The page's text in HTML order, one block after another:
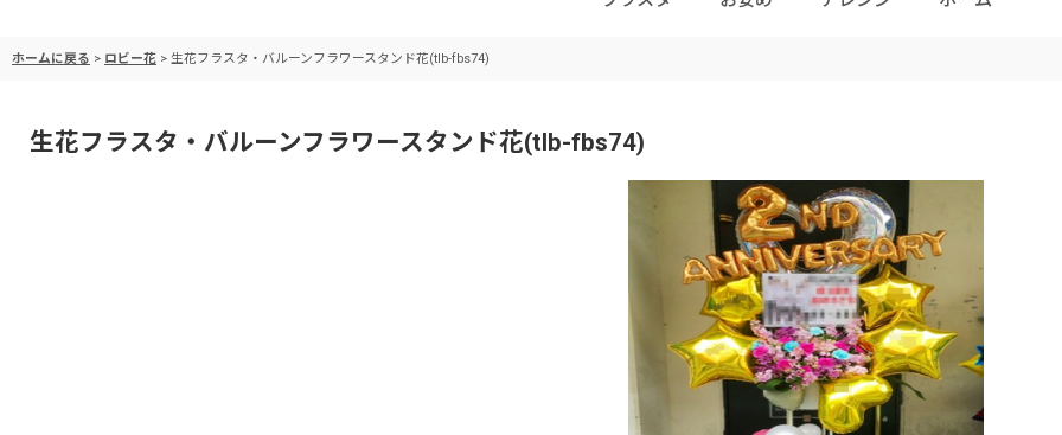
ホームに戻る > ロビー花 > 生花フラスタ・バルーンフラワースタンド花(tlb-fbs74)
生花フラスタ・バルーンフラワースタンド花(tlb-fbs74)